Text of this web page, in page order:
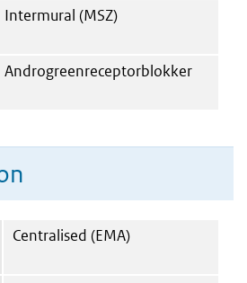
Intermural (MSZ)
Androgreenreceptorblokker
Centralised (EMA)